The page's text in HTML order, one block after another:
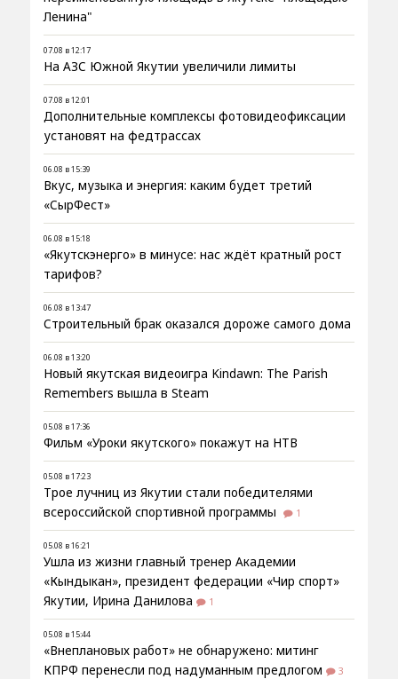
Ленина"
07.08 в 12:17
На АЗС Южной Якутии увеличили лимиты
07.08 в 12:01
Дополнительные комплексы фотовидеофиксации
установят на федтрассах
06.08 в 15:39
Вкус, музыка и энергия: каким будет третий
«СырФест»
06.08 в 15:18
«Якутскэнерго» в минусе: нас ждёт кратный рост
тарифов?
06.08 в 13:47
Строительный брак оказался дороже самого дома
06.08 в 13:20
Новый якутская видеоигра Kindawn: The Parish
Remembers вышла в Steam
05.08 в 17:36
Фильм «Уроки якутского» покажут на НТВ
05.08 в 17:23
Трое лучниц из Якутии стали победителями
всероссийской спортивной программы
1
05.08 в 16:21
Ушла из жизни главный тренер Академии
«Кындыкан», президент федерации «Чир спорт»
Якутии, Ирина Данилова
1
05.08 в 15:44
«Внеплановых работ» не обнаружено: митинг
КПРФ перенесли под надуманным предлогом
3